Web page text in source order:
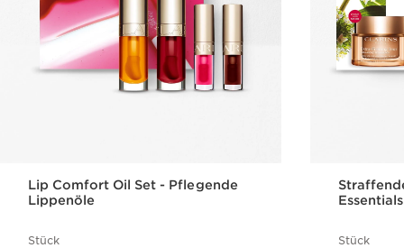
Lip Comfort Oil Set - Pflegende
Lippenöle
Stück
Essentials
Stück